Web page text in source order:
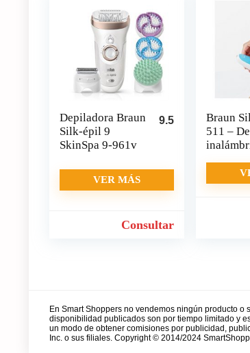
9.5
Depiladora Braun
Silk-épil 9
SkinSpa 9-961v
VER MÁS
Consultar
Braun
511 –
En Smart Shoppers no vendemos ningún producto
disponibilidad publicados son por tiempo limitado y
un modo de obtener comisiones por publicidad,
Inc. o sus filiales. Copyright © 2014/2024